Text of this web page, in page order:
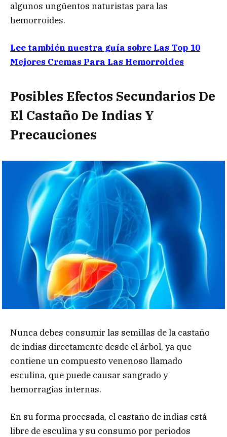
algunos ungüentos naturistas para las
hemorroides.
Lee también nuestra guía sobre Las Top 10
Mejores Cremas Para Las Hemorroides
Posibles Efectos Secundarios De
El Castaño De Indias Y
Precauciones
Nunca debes consumir las semillas de la castaño
de indias directamente desde el árbol, ya que
contiene un compuesto venenoso llamado
esculina, que puede causar sangrado y
hemorragias internas.
En su forma procesada, el castaño de indias está
libre de esculina y su consumo por periodos